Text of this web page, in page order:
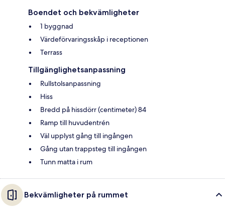
Boendet och bekvämligheter
1 byggnad
Värdeförvaringsskåp i receptionen
Terrass
Tillgänglighetsanpassning
Rullstolsanpassning
Hiss
Bredd på hissdörr (centimeter) 84
Ramp till huvudentrén
Väl upplyst gång till ingången
Gång utan trappsteg till ingången
Tunn matta i rum
Bekvämligheter på rummet